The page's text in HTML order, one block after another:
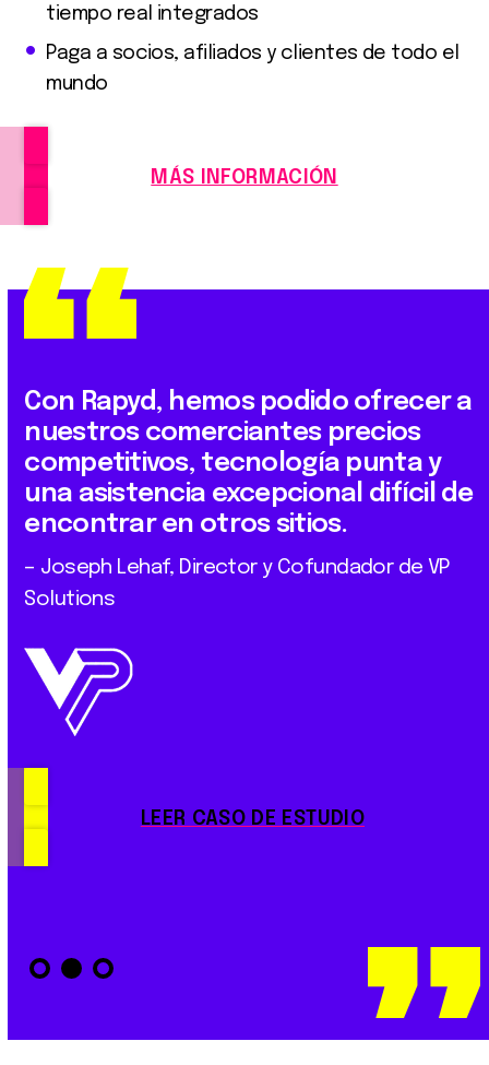
tiempo real integrados
Paga a socios, afiliados y clientes de todo el
mundo
MÁS INFORMACIÓN
Con Rapyd, hemos podido ofrecer a
nuestros comerciantes precios
competitivos, tecnología punta y
una asistencia excepcional difícil de
encontrar en otros sitios.
– Joseph Lehaf, Director y Cofundador de VP
Solutions
LEER CASO DE ESTUDIO